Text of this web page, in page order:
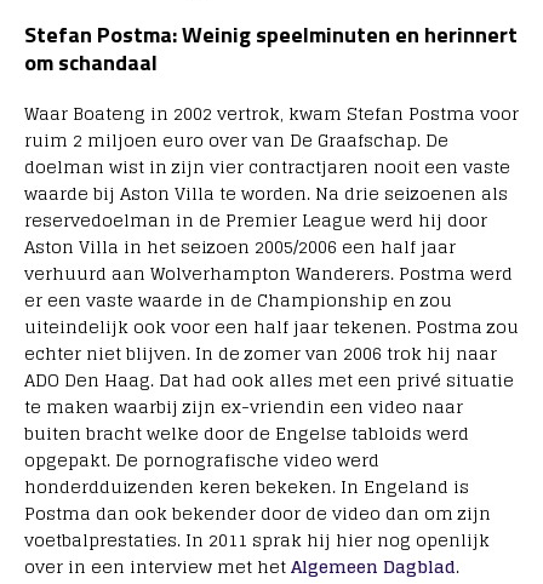
Stefan Postma: Weinig speelminuten en herinnert
om schandaal
Waar Boateng in 2002 vertrok, kwam Stefan Postma voor
ruim 2 miljoen euro over van De Graafschap. De
doelman wist in zijn vier contractjaren nooit een vaste
waarde bij Aston Villa te worden. Na drie seizoenen als
reservedoelman in de Premier League werd hij door
Aston Villa in het seizoen 2005/2006 een half jaar
verhuurd aan Wolverhampton Wanderers. Postma werd
er een vaste waarde in de Championship en zou
uiteindelijk ook voor een half jaar tekenen. Postma zou
echter niet blijven. In de zomer van 2006 trok hij naar
ADO Den Haag. Dat had ook alles met een privé situatie
te maken waarbij zijn ex-vriendin een video naar
buiten bracht welke door de Engelse tabloids werd
opgepakt. De pornografische video werd
honderdduizenden keren bekeken. In Engeland is
Postma dan ook bekender door de video dan om zijn
voetbalprestaties. In 2011 sprak hij hier nog openlijk
over in een interview met hetAlgemeen Dagblad.